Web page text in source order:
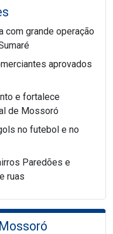
com grande operação
aprovados
e fortalece
de Mossoró
no futebol e no
Paredões e
ruas